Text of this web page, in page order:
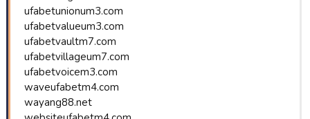
ufabetunionum3.com
ufabetvalueum3.com
ufabetvaultm7.com
ufabetvillageum7.com
ufabetvoicem3.com
waveufabetm4.com
wayang88.net